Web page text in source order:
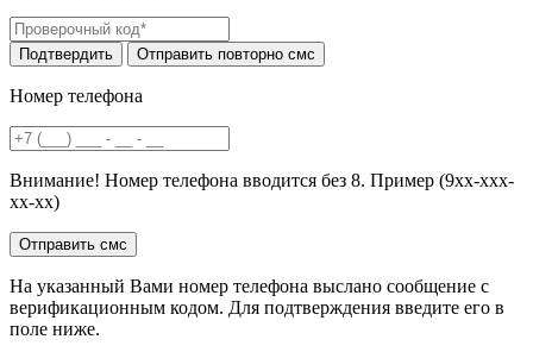
Номер телефона
Внимание! Номер телефона вводится без 8. Пример (9хх-ххх-
хх-хх)
На указанный Вами номер телефона выслано сообщение с
верификационным кодом. Для подтверждения введите его в
поле ниже.